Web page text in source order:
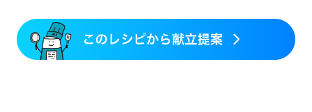
乳がん治療を終えた方・経過観察中の方など
胃がん治療を終えた方・経過観察中の方
大腸がん治療を終えた方・経過観察中の方